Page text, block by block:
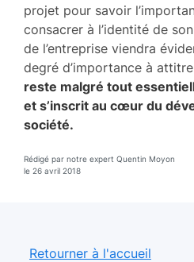
projet pour savoir
consacrer à l’identité de
de l’entreprise viendra
degré d’importance à
reste malgré tout
et s’inscrit au cœur du
société.
Rédigé par notre expert Quentin Moyon
le 26 avril 2018
Retourner à l'accueil